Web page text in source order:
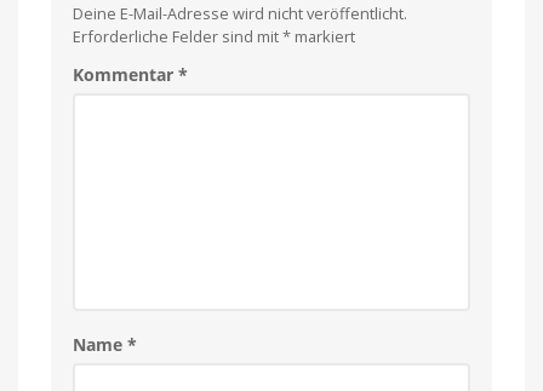
Deine E-Mail-Adresse wird nicht veröffentlicht.
Erforderliche Felder sind mit* markiert
Kommentar *
Name *